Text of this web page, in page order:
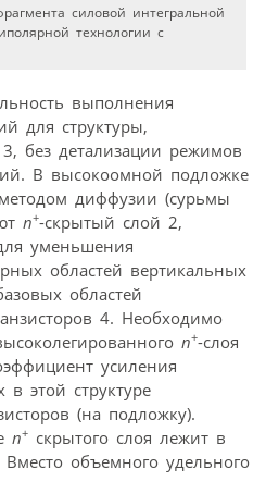
силовой интегральной
технологии с
выполнения
для структуры,
без детализации режимов
В высокоомной подложке
диффузии (сурьмы
n+-скрытый слой 2,
уменьшения
областей вертикальных
областей
4. Необходимо
n+-слоя
усиления
этой структуре
(на подложку).
n+ скрытого слоя лежит в
объемного удельного